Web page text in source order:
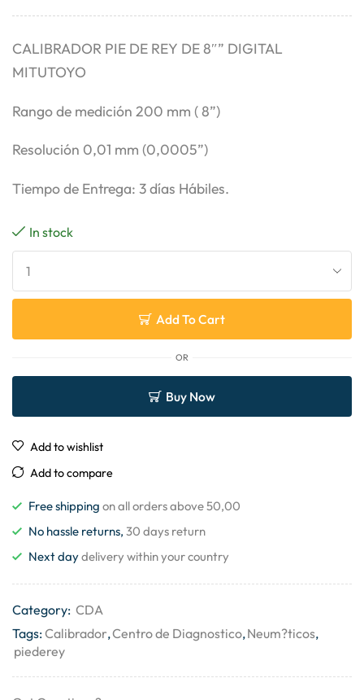
CALIBRADOR PIE DE REY DE 8″” DIGITAL
MITUTOYO
Rango de medición 200 mm ( 8”)
Resolución 0,01 mm (0,0005”)
Tiempo de Entrega: 3 días Hábiles.
In stock
Add To Cart
OR
Buy Now
Add to wishlist
Add to compare
Free shipping on all orders above 50,00
No hassle returns, 30 days return
Next daydelivery within your country
Category: CDA
Tags:Calibrador,Centro de Diagnostico,Neum?ticos,
piederey